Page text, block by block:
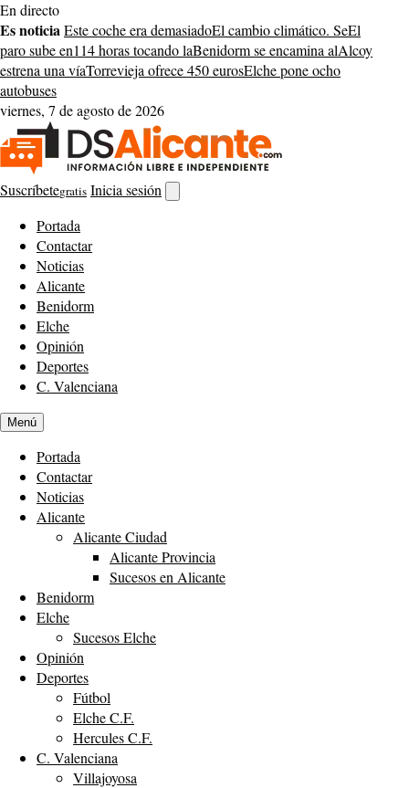
Saltar
al
contenido
En directo
Es noticiaEste coche era demasiadoEl cambio climático. SeEl
paro sube en114 horas tocando laBenidorm se encamina alAlcoy
estrena una víaTorrevieja ofrece 450 eurosElche pone ocho
autobuses
viernes, 7 de agosto de 2026
Suscríbetegratis Inicia sesión
buscador
Portada
Contactar
Noticias
Alicante
Benidorm
Elche
Opinión
Deportes
C. Valenciana
Menú
Portada
Contactar
Noticias
Alicante
Alicante Ciudad
Alicante Provincia
Sucesos en Alicante
Benidorm
Elche
Sucesos Elche
Opinión
Deportes
Fútbol
Elche C.F.
Hercules C.F.
C. Valenciana
Villajoyosa